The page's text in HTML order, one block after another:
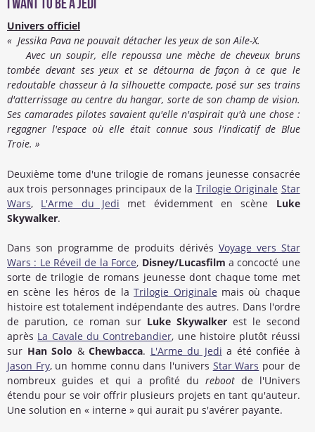
I Want to be a Jedi
Univers officiel
« Jessika Pava ne pouvait détacher les yeux de son Aile-X.
Avec un soupir, elle repoussa une mèche de cheveux bruns
tombée devant ses yeux et se détourna de façon à ce que le
redoutable chasseur à la silhouette compacte, posé sur ses trains
d'atterrissage au centre du hangar, sorte de son champ de vision.
Ses camarades pilotes savaient qu'elle n'aspirait qu'à une chose :
regagner l'espace où elle était connue sous l'indicatif de Blue
Troie. »
Deuxième tome d'une trilogie de romans jeunesse consacrée
aux trois personnages principaux de la Trilogie Originale Star
Wars, L'Arme du Jedi met évidemment en scène Luke
Skywalker.
Dans son programme de produits dérivés Voyage vers Star
Wars : Le Réveil de la Force, Disney/Lucasfilm a concocté une
sorte de trilogie de romans jeunesse dont chaque tome met
en scène les héros de laTrilogie Originale mais où chaque
histoire est totalement indépendante des autres. Dans l'ordre
de parution, ce roman sur Luke Skywalkerest le second
après La Cavale du Contrebandier, une histoire plutôt réussi
sur Han Solo &Chewbacca. L'Arme du Jedi a été confiée à
Jason Fry, un homme connu dans l'univers Star Wars pour de
nombreux guides et qui a profité du rebootde l'Univers
étendu pour se voir offrir plusieurs projets en tant qu'auteur.
Une solution en « interne » qui aurait pu s'avérer payante.